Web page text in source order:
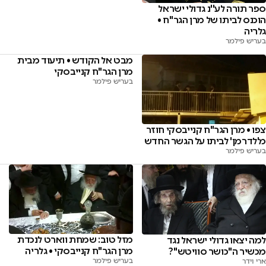
ספר תורה לע''נ גדולי ישראל
הוכנס לביתו של מרן הגר''ח •
גלריה
בעריש פילמר
צפו • מרן הגר"ח קנייבסקי חוזר
מ'לדרמן' לביתו על הגשר החדש
בעריש פילמר
מבט אל הקודש • תיעוד מבית
מרן הגר"ח קנייבסקי
בעריש פילמר
למה יצאו גדולי ישראל נגד
מכשיר ה"כושר סוויטש"?
ארי וידר
מזל טוב: שמחת ווארט לנכדת
מרן הגר"ח קנייבסקי • גלריה
בעריש פילמר